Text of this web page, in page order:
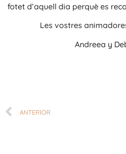
fotet d’aquell dia perquè es
Les vostres
Andreea y
ANTERIOR